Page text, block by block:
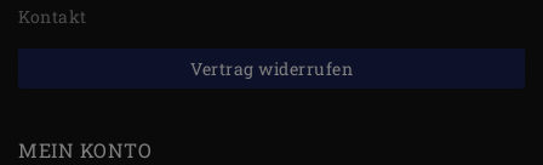
Kontakt
Vertrag widerrufen
MEIN KONTO